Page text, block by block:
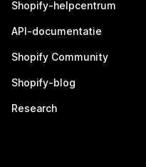
Shopify-helpcentrum
API-documentatie
Shopify Community
Shopify-blog
Research